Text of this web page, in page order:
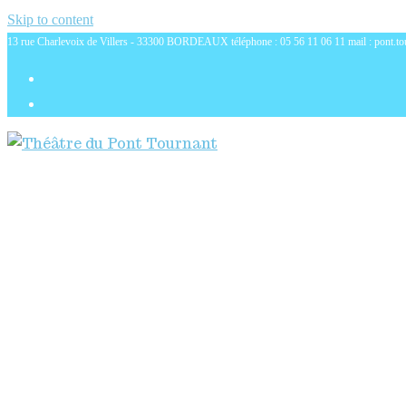
Skip to content
13 rue Charlevoix de Villers - 33300 BORDEAUX téléphone : 05 56 11 06 11 mail :